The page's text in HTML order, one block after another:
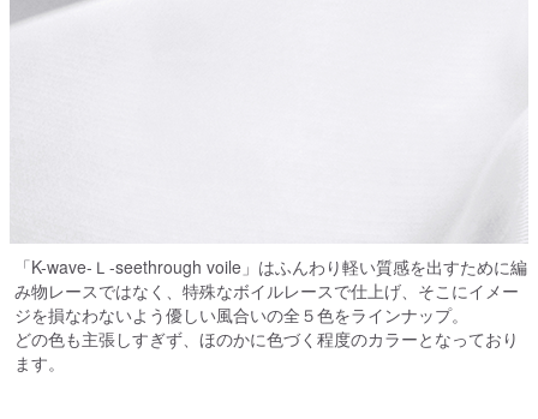
「K-wave-Ｌ-seethrough voile」はふんわり軽い質感を出すために編
み物レースではなく、特殊なボイルレースで仕上げ、そこにイメー
ジを損なわないよう優しい風合いの全５色をラインナップ。
どの色も主張しすぎず、ほのかに色づく程度のカラーとなっており
ます。